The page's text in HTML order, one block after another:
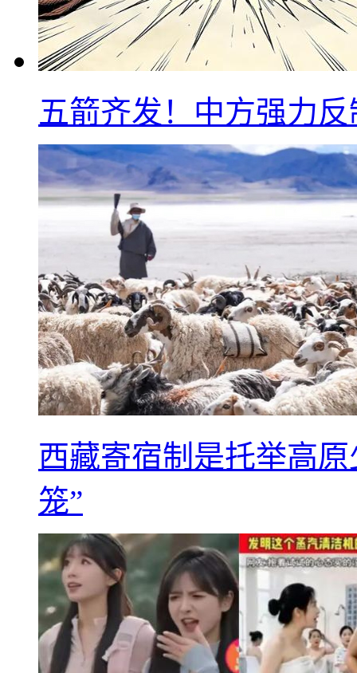
五箭齐发！中方强力
西藏寄宿制是托举高
笼”